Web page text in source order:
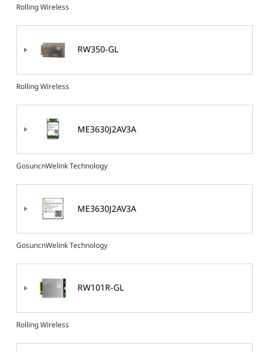
Rolling Wireless
RW350-GL
Rolling Wireless
ME3630J2AV3A
GosuncnWelink Technology
ME3630J2AV3A
GosuncnWelink Technology
RW101R-GL
Rolling Wireless